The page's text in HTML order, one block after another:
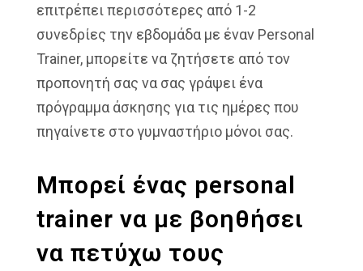
επιτρέπει περισσότερες από 1-2
συνεδρίες την εβδομάδα με έναν Personal
Trainer, μπορείτε να ζητήσετε από τον
προπονητή σας να σας γράψει ένα
πρόγραμμα άσκησης για τις ημέρες που
πηγαίνετε στο γυμναστήριο μόνοι σας.
Μπορεί ένας personal
trainer να με βοηθήσει
να πετύχω τους